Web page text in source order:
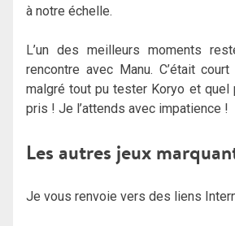
à notre échelle.
L’un des meilleurs moments
rencontre avec Manu. C’était
malgré tout pu tester Koryo et quel
pris ! Je l’attends avec impatience !
Les autres jeux
Je vous renvoie vers des liens